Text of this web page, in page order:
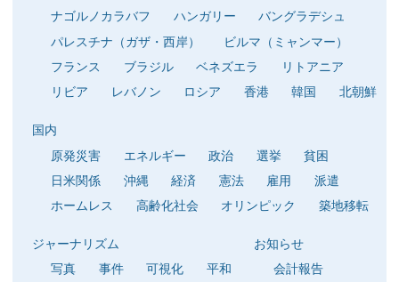
ナゴルノカラバフ
ハンガリー
バングラデシュ
パレスチナ（ガザ・西岸）
ビルマ（ミャンマー）
フランス
ブラジル ベネズエラ
リトアニア
リビア
レバノン ロシア 香港 韓国 北朝鮮
国内
原発災害
エネルギー 政治 選挙
貧困
日米関係
沖縄 経済 憲法 雇用
派遣
ホームレス
高齢化社会 オリンピック 築地移転
ジャーナリズム
写真
事件 可視化 平和
お知らせ
会計報告